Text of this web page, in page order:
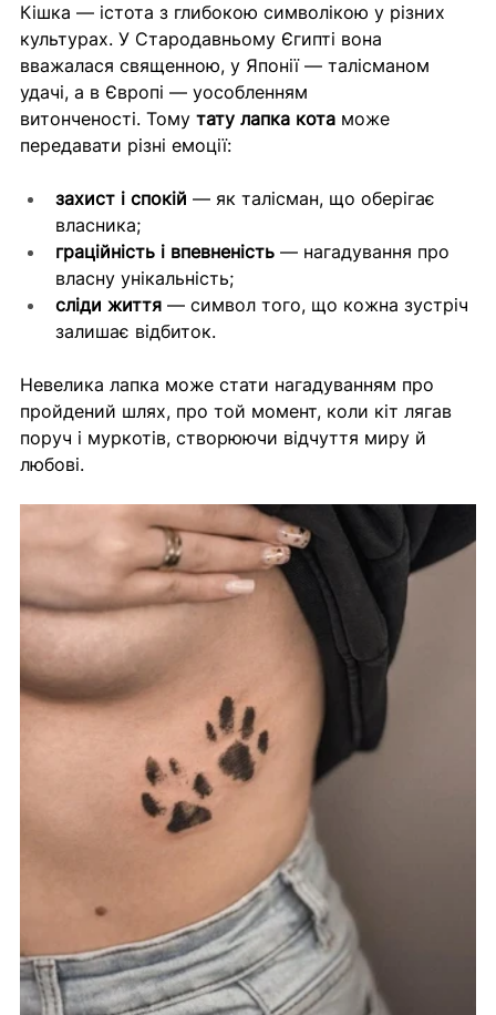
Кішка — істота з глибокою символікою у різних
культурах. У Стародавньому Єгипті вона
вважалася священною, у Японії — талісманом
удачі, а в Європі — уособленням
витонченості. Тому тату лапка кота може
передавати різні емоції:
захист і спокій — як талісман, що оберігає
власника;
граційність і впевненість — нагадування про
власну унікальність;
сліди життя — символ того, що кожна зустріч
залишає відбиток.
Невелика лапка може стати нагадуванням про
пройдений шлях, про той момент, коли кіт лягав
поруч і муркотів, створюючи відчуття миру й
любові.